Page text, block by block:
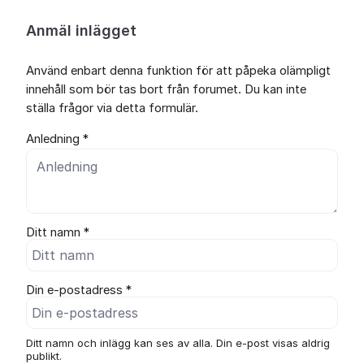
Anmäl inlägget
Använd enbart denna funktion för att påpeka olämpligt
innehåll som bör tas bort från forumet. Du kan inte
ställa frågor via detta formulär.
Anledning *
Ditt namn *
Din e-postadress *
Ditt namn och inlägg kan ses av alla. Din e-post visas aldrig
publikt.